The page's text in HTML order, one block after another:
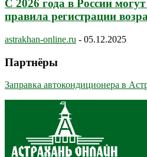
С 2026 года в России могут
правила регистрации
astrakhan-online.ru - 05.12.2025
Партнёры
Заправка автокондиционера в